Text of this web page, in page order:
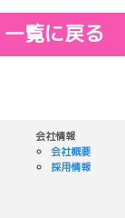
一覧に戻る
会社情報
会社概要
採用情報